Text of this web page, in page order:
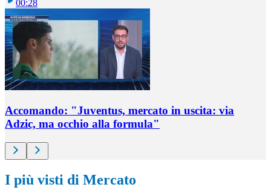
00:28
Accomando: "Juventus, mercato in uscita: via
Adzic, ma occhio alla formula"
I più visti di Mercato